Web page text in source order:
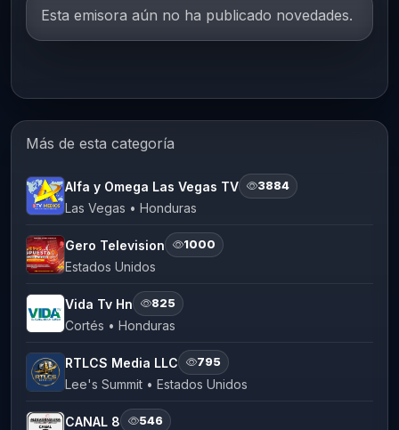
Esta emisora aún no ha publicado novedades.
Más de esta categoría
Alfa y Omega Las Vegas TV 3884
Las Vegas • Honduras
Gero Television 1000
Estados Unidos
Vida Tv Hn 825
Cortés • Honduras
RTLCS Media LLC 795
Lee's Summit • Estados Unidos
CANAL 8 546